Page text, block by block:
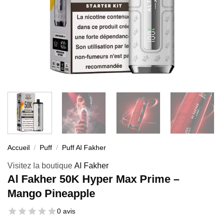
Accueil / Puff / Puff Al Fakher
Visitez la boutique Al Fakher
Al Fakher 50K Hyper Max Prime –
Mango Pineapple
0 avis